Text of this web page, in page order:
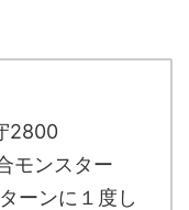
2800
モンスター
ーンに１度し